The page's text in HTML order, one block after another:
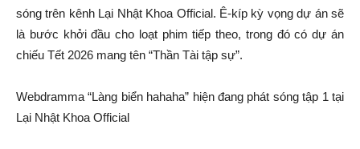
sóng trên kênh Lại Nhật Khoa Official. Ê-kíp kỳ vọng dự án sẽ
là bước khởi đầu cho loạt phim tiếp theo, trong đó có dự án
chiếu Tết 2026 mang tên “Thần Tài tập sự”.
Webdramma “Làng biển hahaha” hiện đang phát sóng tập 1 tại
Lại Nhật Khoa Official